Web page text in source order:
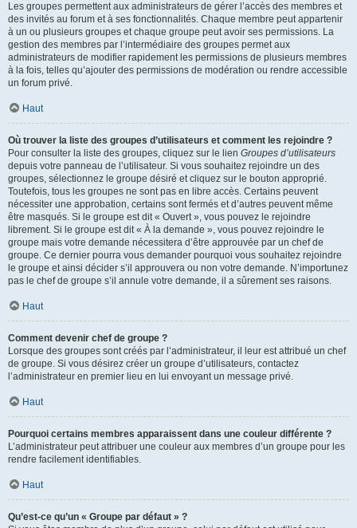
Les groupes permettent aux administrateurs de gérer l’accès des membres et
des invités au forum et à ses fonctionnalités. Chaque membre peut appartenir
à un ou plusieurs groupes et chaque groupe peut avoir ses permissions. La
gestion des membres par l’intermédiaire des groupes permet aux
administrateurs de modifier rapidement les permissions de plusieurs membres
à la fois, telles qu’ajouter des permissions de modération ou rendre accessible
un forum privé.
Haut
Où trouver la liste des groupes d’utilisateurs et comment les rejoindre ?
Pour consulter la liste des groupes, cliquez sur le lien Groupes d’utilisateurs
depuis votre panneau de l’utilisateur. Si vous souhaitez rejoindre un des
groupes, sélectionnez le groupe désiré et cliquez sur le bouton approprié.
Toutefois, tous les groupes ne sont pas en libre accès. Certains peuvent
nécessiter une approbation, certains sont fermés et d’autres peuvent même
être masqués. Si le groupe est dit « Ouvert », vous pouvez le rejoindre
librement. Si le groupe est dit « À la demande », vous pouvez rejoindre le
groupe mais votre demande nécessitera d’être approuvée par un chef de
groupe. Ce dernier pourra vous demander pourquoi vous souhaitez rejoindre
le groupe et ainsi décider s’il approuvera ou non votre demande. N’importunez
pas le chef de groupe s’il annule votre demande, il a sûrement ses raisons.
Haut
Comment devenir chef de groupe ?
Lorsque des groupes sont créés par l’administrateur, il leur est attribué un chef
de groupe. Si vous désirez créer un groupe d’utilisateurs, contactez
l’administrateur en premier lieu en lui envoyant un message privé.
Haut
Pourquoi certains membres apparaissent dans une couleur différente ?
L’administrateur peut attribuer une couleur aux membres d’un groupe pour les
rendre facilement identifiables.
Haut
Qu’est-ce qu’un « Groupe par défaut » ?